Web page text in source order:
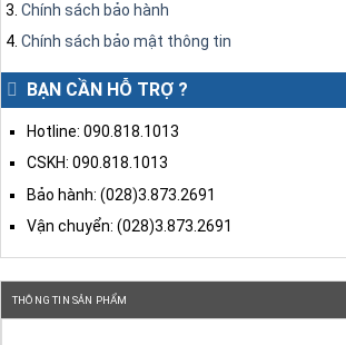
Chính sách bảo hành
Chính sách bảo mật thông tin
BẠN CẦN HỖ TRỢ ?
Hotline: 090.818.1013
CSKH: 090.818.1013
Bảo hành: (028)3.873.2691
Vận chuyển: (028)3.873.2691
THÔNG TIN SẢN PHẨM